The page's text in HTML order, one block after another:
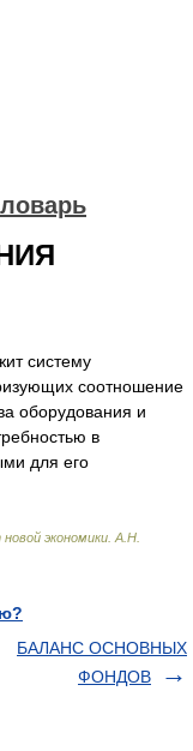
систему
соотношение
оборудования и
в
для его
экономики А.Н.
БАЛАНС ОСНОВНЫХ
ФОНДОВ